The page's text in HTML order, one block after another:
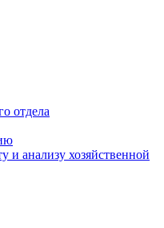
отдела
и анализу хозяйственной